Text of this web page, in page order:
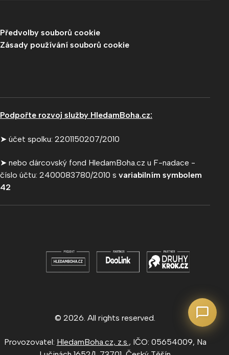
Předvolby souborů cookie
Zásady používání souborů cookie
Podpořte rozvoj služby HledamBoha.cz:
➤ účet spolku: 2201150207/2010
➤ nebo dárcovský fond HledamBoha.cz u F-nadace -
číslo účtu: 2400083780/2010 s variabilním symbolem
42
© 2026. All rights reserved.
Provozovatel: HledamBoha.cz, z.s. , IČO: 05654009, Na